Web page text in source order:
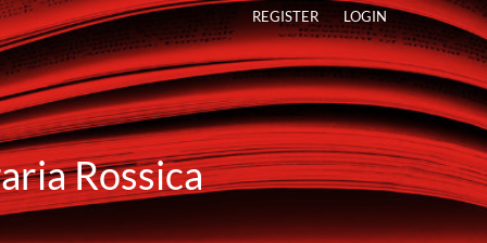
Rossica
REGISTER LOGIN